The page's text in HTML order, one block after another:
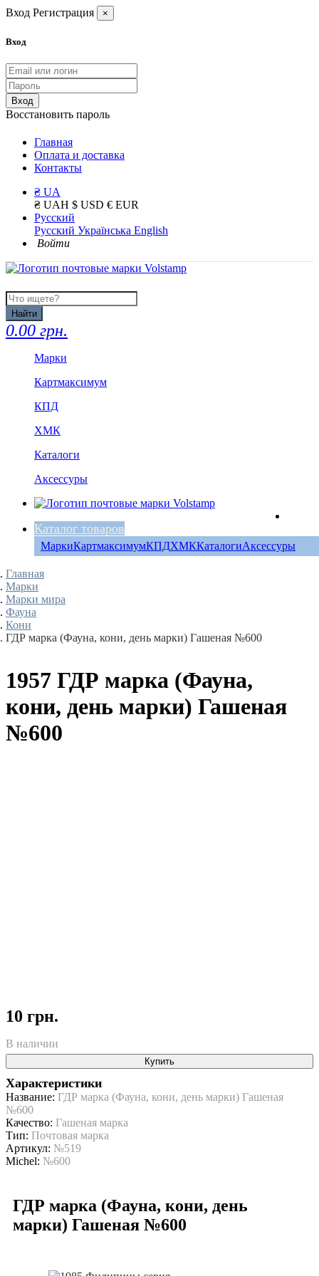
Вход Регистрация ×
Вход
Вход
Восстановить пароль
Главная
Оплата и доставка
Контакты
₴ UA
₴ UAH $ USD € EUR
Русский
Русский Українська English
Войти
Найти
0.00 грн.
Марки
Картмаксимум
КПД
ХМК
Каталоги
Аксессуры
Каталог товаров
МаркиКартмаксимумКПДХМККаталогиАксессуры
Главная
Марки
Марки мира
Фауна
Кони
ГДР марка (Фауна, кони, день марки) Гашеная №600
1957 ГДР марка (Фауна,
кони, день марки) Гашеная
№600
10 грн.
В наличии
Купить
Характеристики
Название: ГДР марка (Фауна, кони, день марки) Гашеная
№600
Качество: Гашеная марка
Тип: Почтовая марка
Артикул: №519
Michel: №600
ГДР марка (Фауна, кони, день
марки) Гашеная №600